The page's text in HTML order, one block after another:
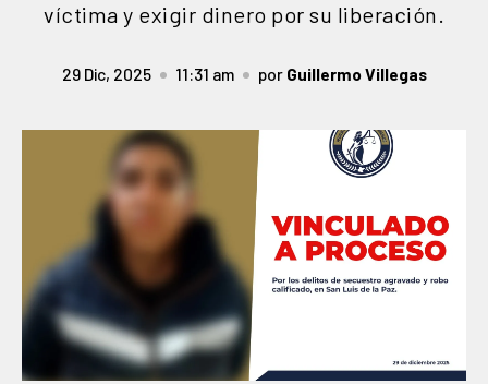
víctima y exigir dinero por su liberación.
29 Dic, 2025 11:31 am por Guillermo Villegas